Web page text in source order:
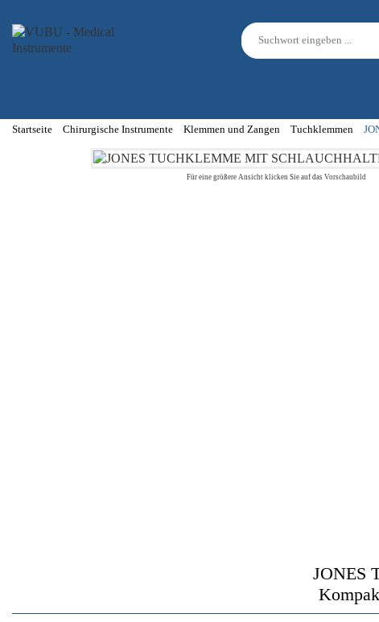
Startseite Chirurgische Instrumente Klemmen und Zangen Tuchklemmen
Für eine größere Ansicht klicken Sie auf das Vorschaubild
JONES